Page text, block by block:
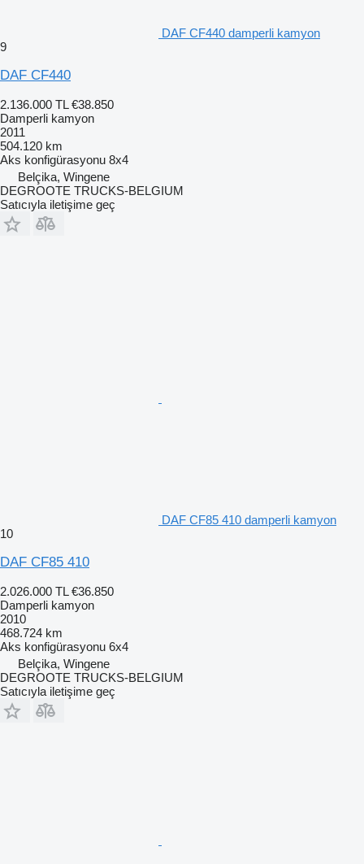
DAF CF440 damperli kamyon
9
DAF CF440
2.136.000 TL €38.850
Damperli kamyon
2011
504.120 km
Aks konfigürasyonu 8x4
Belçika, Wingene
DEGROOTE TRUCKS-BELGIUM
Satıcıyla iletişime geç
DAF CF85 410 damperli kamyon
10
DAF CF85 410
2.026.000 TL €36.850
Damperli kamyon
2010
468.724 km
Aks konfigürasyonu 6x4
Belçika, Wingene
DEGROOTE TRUCKS-BELGIUM
Satıcıyla iletişime geç